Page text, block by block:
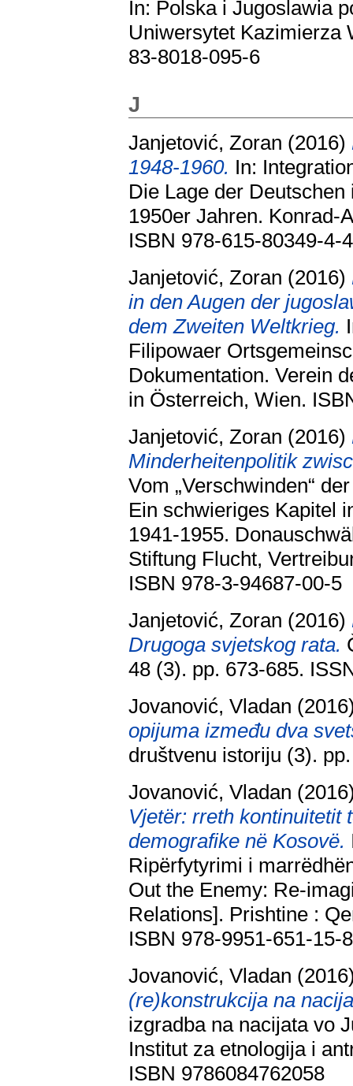
In: Polska i Jugoslawia
Uniwersytet Kazimierza
83-8018-095-6
J
Janjetović, Zoran (2016)
1948-1960. In:
Die Lage der
1950er Jahren. Konrad-
ISBN 978-615-80349-4-4
Janjetović, Zoran (2016)
in den Augen der
dem Zweiten Weltkrieg.
Filipowaer
Dokumentation. Verein
in Österreich, Wien.
Janjetović, Zoran (2016)
Minderheitenpolitik
Vom „Verschwinden“
Ein schwieriges Kapitel
1941-1955.
Stiftung Flucht,
ISBN 978-3-94687-00-5
Janjetović, Zoran (2016)
Drugoga svjetskog rata.
48 (3). pp. 673-685.
Jovanović, Vladan
opijuma između dva
društvenu istoriju (3).
Jovanović, Vladan
Vjetër: rreth kontinuitetit
demografike në Kosovë.
Ripërfytyrimi i
Out the Enemy: Re-
Relations]. Prishtine :
ISBN 978-9951-651-15-8
Jovanović, Vladan
(re)konstrukcija na
izgradba na nacijata vo
Institut za etnologija i
ISBN 9786084762058